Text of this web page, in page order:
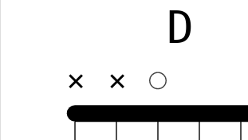
D
✕ ✕